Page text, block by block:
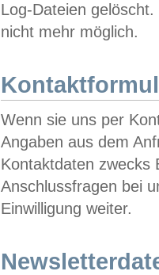
Log-Dateien
nicht mehr möglich.
Wenn sie uns per
Angaben aus dem
Kontaktdaten zwecks
Anschlussfragen bei
Einwilligung weiter.